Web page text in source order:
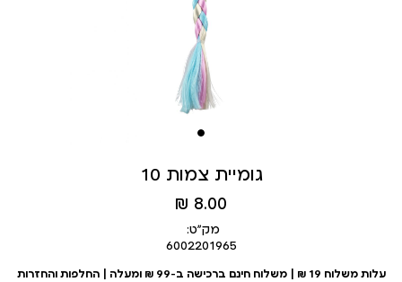
גומיית צמות 10
מחיר
מוצר
8.00 ₪
מק״ט:
6002201965
עלות משלוח 19 ₪ | משלוח חינם ברכישה ב-99 ₪ ומעלה | החלפות והחזרות